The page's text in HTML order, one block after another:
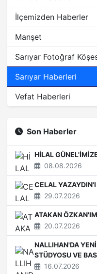
İlçemizden Haberler
Manşet
Sarıyar Fotoğraf
Sarıyar Haberleri
Vefat Haberleri
Son Haberler
HİLAL
08.08.2026
CELAL
29.07.2026
ATAKAN
20.07.2026
NALLIHAN'DA
STÜDYOSU VE
16.07.2026